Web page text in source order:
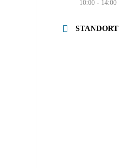
10:00 - 14:00
STANDORT